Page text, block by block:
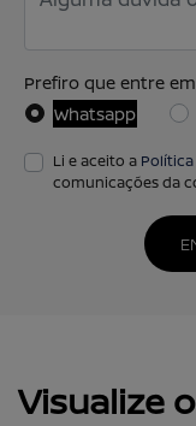
Prefiro que entre
Whatsapp
Li e aceito a
comunicações da
Visualize